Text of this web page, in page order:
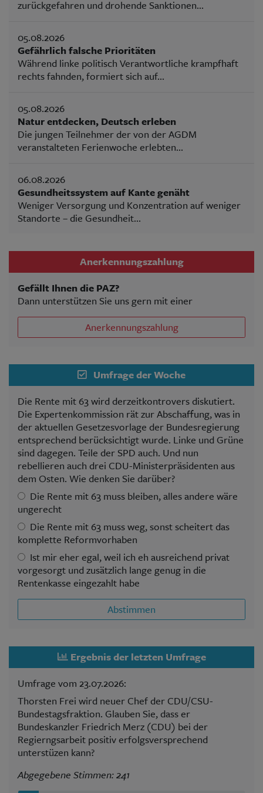
zurückgefahren und drohende Sanktionen...
05.08.2026
Gefährlich falsche Prioritäten
Während linke politisch Verantwortliche krampfhaft
rechts fahnden, formiert sich auf...
05.08.2026
Natur entdecken, Deutsch erleben
Die jungen Teilnehmer der von der AGDM
veranstalteten Ferienwoche erlebten...
06.08.2026
Gesundheitssystem auf Kante genäht
Weniger Versorgung und Konzentration auf weniger
Standorte – die Gesundheit...
Anerkennungszahlung
Gefällt Ihnen die PAZ?
Dann unterstützen Sie uns gern mit einer
Anerkennungszahlung
Umfrage der Woche
Die Rente mit 63 wird derzeitkontrovers diskutiert.
Die Expertenkommission rät zur Abschaffung, was in
der aktuellen Gesetzesvorlage der Bundesregierung
entsprechend berücksichtigt wurde. Linke und Grüne
sind dagegen. Teile der SPD auch. Und nun
rebellieren auch drei CDU-Ministerpräsidenten aus
dem Osten. Wie denken Sie darüber?
Die Rente mit 63 muss bleiben, alles andere wäre
ungerecht
Die Rente mit 63 muss weg, sonst scheitert das
komplette Reformvorhaben
Ist mir eher egal, weil ich eh ausreichend privat
vorgesorgt und zusätzlich lange genug in die
Rentenkasse eingezahlt habe
Abstimmen
Ergebnis der letzten Umfrage
Umfrage vom 23.07.2026:
Thorsten Frei wird neuer Chef der CDU/CSU-
Bundestagsfraktion. Glauben Sie, dass er
Bundeskanzler Friedrich Merz (CDU) bei der
Regierngsarbeit positiv erfolgsversprechend
unterstüzen kann?
Abgegebene Stimmen: 241